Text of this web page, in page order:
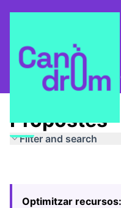
Pla Estratègic
Propostes
Filter and search
Optimitzar